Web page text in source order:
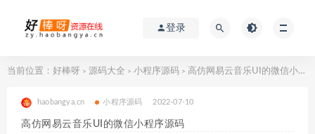
登录
当前位置： 好棒呀 > 源码大全 > 小程序源码 > 高仿网易云音乐UI的微信小程序源码
haobangya.cn 小程序源码 2022-07-10
高仿网易云音乐UI的微信小程序源码